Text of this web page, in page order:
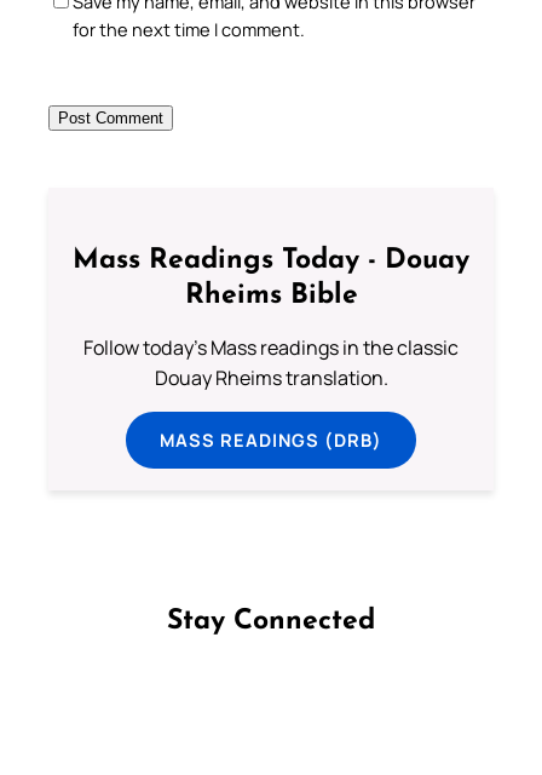
for the next time I comment.
Mass Readings Today - Douay
Rheims Bible
Follow today's Mass readings in the classic
Douay Rheims translation.
MASS READINGS (DRB)
Stay Connected